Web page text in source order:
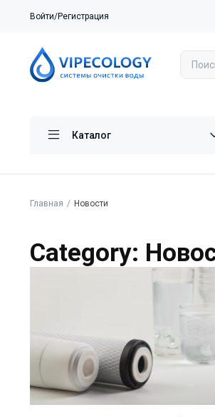
Войти/Регистрация
Каталог
Главная Новости
Category: